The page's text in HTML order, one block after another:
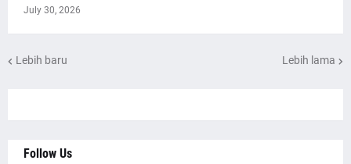
July 30, 2026
Lebih baru Lebih lama
Follow Us